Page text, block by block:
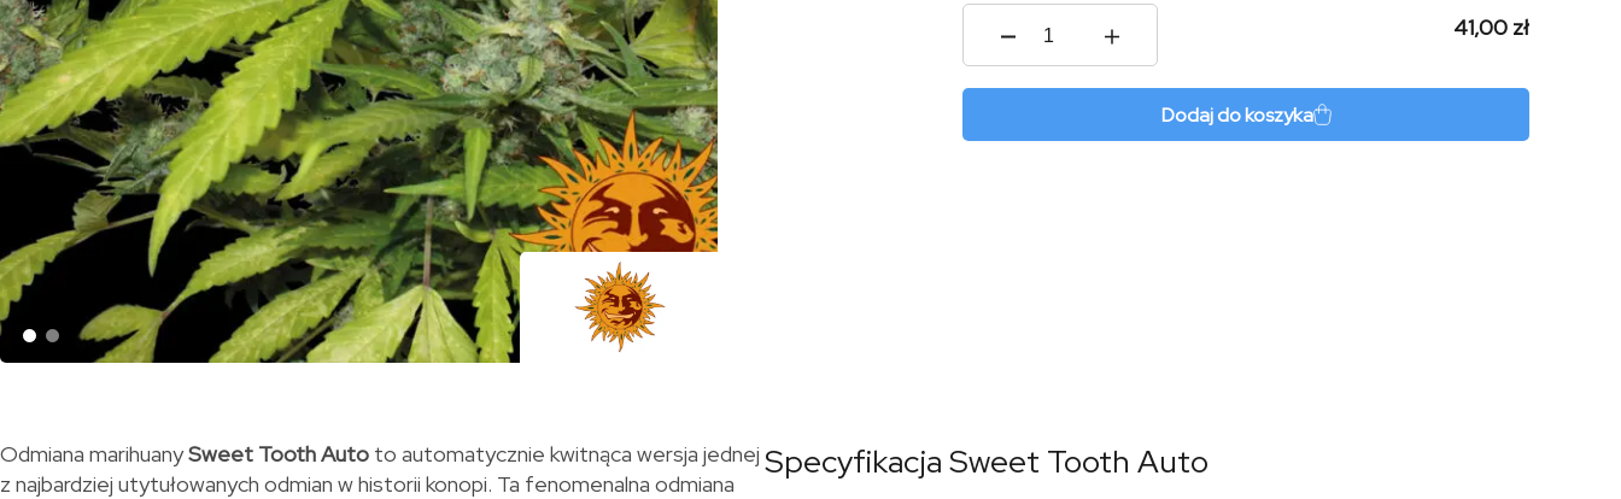
ilość
Sweet
Tooth
41,00 zł
Dodaj do koszyka
Specyfikacja Sweet Tooth Auto
Odmiana marihuanySweet Tooth Auto to automatycznie kwitnąca wersja jednej
z najbardziej utytułowanych odmian w historii konopi. Ta fenomenalna odmiana